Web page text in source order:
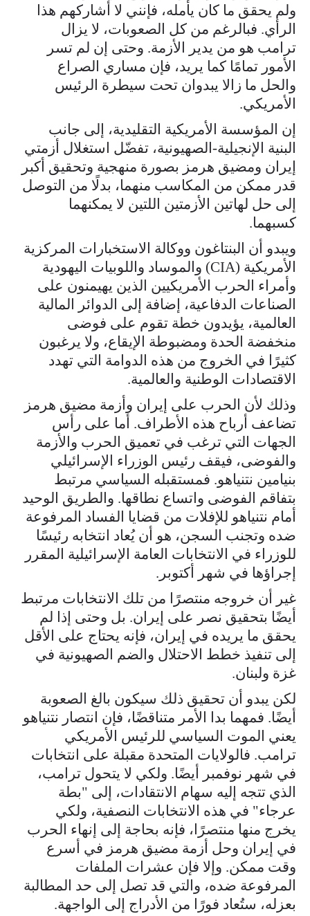
ولم يحقق ما كان يأمله، فإنني لا أشاركهم هذا
الرأي. فبالرغم من كل الصعوبات، لا يزال
ترامب هو من يدير الأزمة. وحتى إن لم تسر
الأمور تمامًا كما يريد، فإن مساري الصراع
والحل ما زالا يبدوان تحت سيطرة الرئيس
الأمريكي.
إن المؤسسة الأمريكية التقليدية، إلى جانب
البنية الإنجيلية-الصهيونية، تفضّل استغلال أزمتي
إيران ومضيق هرمز بصورة منهجية وتحقيق أكبر
قدر ممكن من المكاسب منهما، بدلًا من التوصل
إلى حل لهاتين الأزمتين اللتين لا يمكنهما
كسبهما.
ويبدو أن البنتاغون ووكالة الاستخبارات المركزية
الأمريكية (CIA) والموساد واللوبيات اليهودية
وأمراء الحرب الأمريكيين الذين يهيمنون على
الصناعات الدفاعية، إضافة إلى الدوائر المالية
العالمية، يؤيدون خطة تقوم على فوضى
منخفضة الحدة ومضبوطة الإيقاع، ولا يرغبون
كثيرًا في الخروج من هذه الدوامة التي تهدد
الاقتصادات الوطنية والعالمية.
وذلك لأن الحرب على إيران وأزمة مضيق هرمز
تضاعف أرباح هذه الأطراف. أما على رأس
الجهات التي ترغب في تعميق الحرب والأزمة
والفوضى، فيقف رئيس الوزراء الإسرائيلي
بنيامين نتنياهو. فمستقبله السياسي مرتبط
بتفاقم الفوضى واتساع نطاقها. والطريق الوحيد
أمام نتنياهو للإفلات من قضايا الفساد المرفوعة
ضده وتجنب السجن، هو أن يُعاد انتخابه رئيسًا
للوزراء في الانتخابات العامة الإسرائيلية المقرر
إجراؤها في شهر أكتوبر.
غير أن خروجه منتصرًا من تلك الانتخابات مرتبط
أيضًا بتحقيق نصر على إيران. بل وحتى إذا لم
يحقق ما يريده في إيران، فإنه يحتاج على الأقل
إلى تنفيذ خطط الاحتلال والضم الصهيونية في
غزة ولبنان.
لكن يبدو أن تحقيق ذلك سيكون بالغ الصعوبة
أيضًا. فمهما بدا الأمر متناقضًا، فإن انتصار نتنياهو
يعني الموت السياسي للرئيس الأمريكي
ترامب. فالولايات المتحدة مقبلة على انتخابات
في شهر نوفمبر أيضًا. ولكي لا يتحول ترامب،
الذي تتجه إليه سهام الانتقادات، إلى "بطة
عرجاء" في هذه الانتخابات النصفية، ولكي
يخرج منها منتصرًا، فإنه بحاجة إلى إنهاء الحرب
في إيران وحل أزمة مضيق هرمز في أسرع
وقت ممكن. وإلا فإن عشرات الملفات
المرفوعة ضده، والتي قد تصل إلى حد المطالبة
بعزله، ستُعاد فورًا من الأدراج إلى الواجهة.